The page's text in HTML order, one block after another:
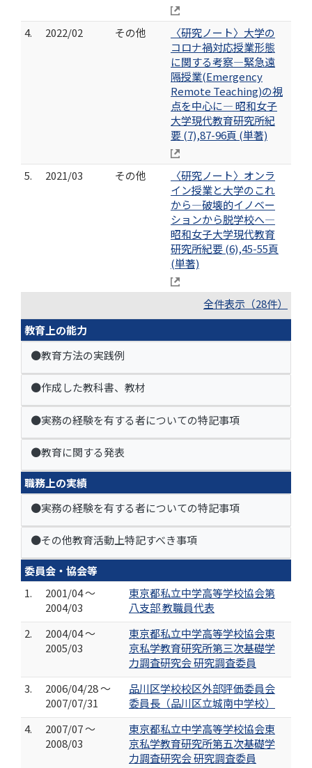
4. 2022/02 その他
〈研究ノート〉大学の
コロナ禍対応授業形態
に関する考察―緊急遠
隔授業(Emergency
Remote Teaching)の視
点を中心に― 昭和女子
大学現代教育研究所紀
要 (7),87-96頁 (単著)
5. 2021/03 その他
〈研究ノート〉オンラ
イン授業と大学のこれ
から―破壊的イノベー
ションから脱学校へ―
昭和女子大学現代教育
研究所紀要 (6),45-55頁
(単著)
全件表示（28件）
教育上の能力
●教育方法の実践例
●作成した教科書、教材
●実務の経験を有する者についての特記事項
●教育に関する発表
職務上の実績
●実務の経験を有する者についての特記事項
●その他教育活動上特記すべき事項
委員会・協会等
1.
2001/04 ～
2004/03
東京都私立中学高等学校協会第
八支部 教職員代表
2.
2004/04 ～
2005/03
東京都私立中学高等学校協会東
京私学教育研究所第三次基礎学
力調査研究会 研究調査委員
3.
2006/04/28 ～
2007/07/31
品川区学校校区外部評価委員会
委員長（品川区立城南中学校）
4.
2007/07 ～
2008/03
東京都私立中学高等学校協会東
京私学教育研究所第五次基礎学
力調査研究会 研究調査委員